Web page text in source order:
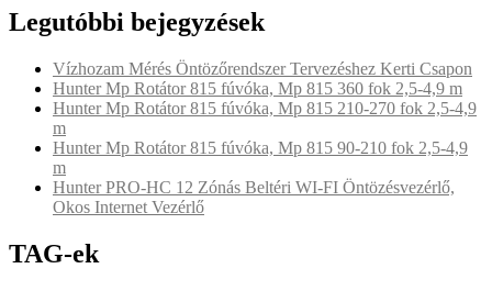
Legutóbbi bejegyzések
Vízhozam Mérés Öntözőrendszer Tervezéshez Kerti Csapon
Hunter Mp Rotátor 815 fúvóka, Mp 815 360 fok 2,5-4,9 m
Hunter Mp Rotátor 815 fúvóka, Mp 815 210-270 fok 2,5-4,9
m
Hunter Mp Rotátor 815 fúvóka, Mp 815 90-210 fok 2,5-4,9
m
Hunter PRO-HC 12 Zónás Beltéri WI-FI Öntözésvezérlő,
Okos Internet Vezérlő
TAG-ek